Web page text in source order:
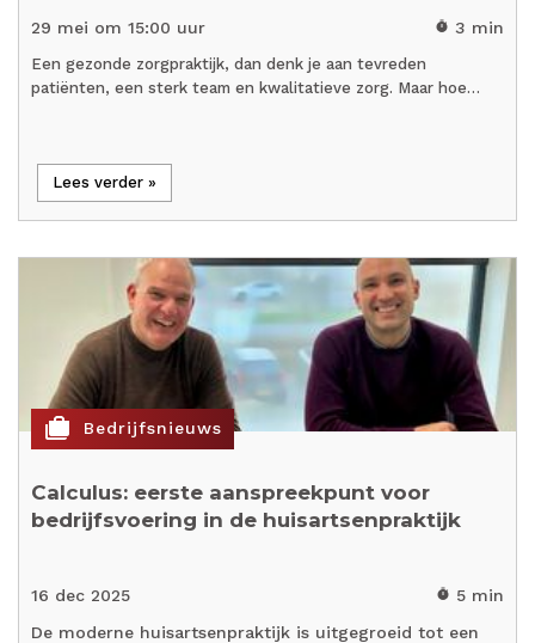
29 mei om 15:00 uur timer 3 min
Een gezonde zorgpraktijk, dan denk je aan tevreden
patiënten, een sterk team en kwalitatieve zorg. Maar hoe…
Lees verder »
cases Bedrijfsnieuws
Calculus: eerste aanspreekpunt voor
bedrijfsvoering in de huisartsenpraktijk
16 dec 2025 timer 5 min
De moderne huisartsenpraktijk is uitgegroeid tot een